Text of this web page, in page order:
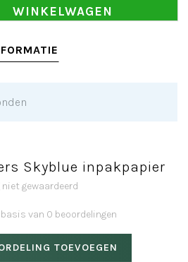
WINKELWAGEN
Skyblue inpakpapier
niet gewaardeerd
van 0 beoordelingen
TOEVOEGEN